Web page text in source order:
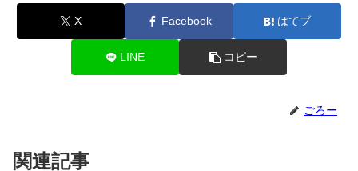
X Facebook はてブ
LINE コピー
ごろー
関連記事